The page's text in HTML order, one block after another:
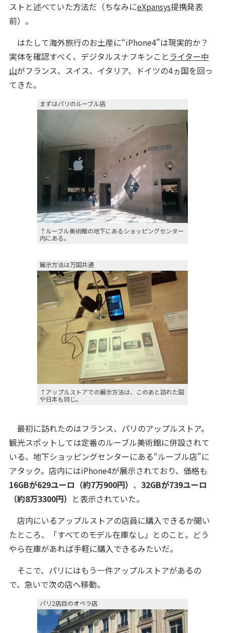
ストと述べていた方法だ（ちなみにeXpansys提携発表
前）。
はたして海外旅行のお土産に“iPhone4”は現実的か？
実体を確認すべく、デジタルスナフキンこと ライター中
山がフランス、スイス、イタリア、ドイツの4ヵ国を回っ
てきた。
まずはパリのルーブル店
↑ルーブル美術館の地下にあるショッピングセンター
内にある。
展示方法は万国共通
↑アップルストアでの展示方法は、このあと訪れた国
や日本も同じ。
最初に訪れたのはフランス、パリのアップルストア。
観光スポットしては定番のルーブル美術館に併設されて
いる、地下ショッピングセンターにある“ルーブル店”に
アタック。店内にはiPhone4が展示されており、価格も
16GBが629ユーロ（約7万900円） 、 32GBが739ユーロ
（約8万3300円） と表示されていた。
店内にいるアップルストアの店員に購入できるか聞い
たところ、「すべてのモデル在庫なし」とのこと。どう
やら在庫があれば手軽に購入できるみたいだ。
そこで、パリにはもう一件アップルストアがあるの
で、急いで次の店へ移動。
パリ2店目のオペラ店